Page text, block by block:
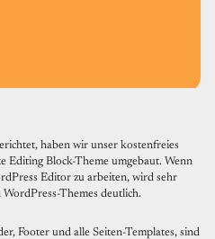
haben wir unser kostenfreies
Editing Block-Theme umgebaut. Wenn
Editor zu arbeiten, wird sehr
Themes deutlich.
Footer und alle Seiten-Templates, sind